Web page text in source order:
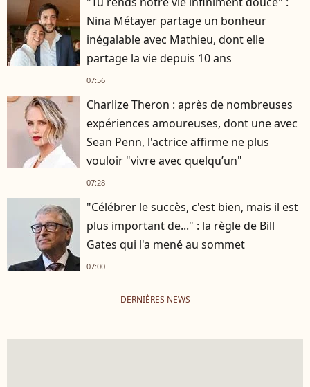
Nina Métayer partage un bonheur
inégalable avec Mathieu, dont elle
partage la vie depuis 10 ans
07:56
Charlize Theron : après de nombreuses
expériences amoureuses, dont une avec
Sean Penn, l'actrice affirme ne plus
vouloir "vivre avec quelqu’un"
07:28
"Célébrer le succès, c'est bien, mais il est
plus important de..." : la règle de Bill
Gates qui l'a mené au sommet
07:00
DERNIÈRES NEWS